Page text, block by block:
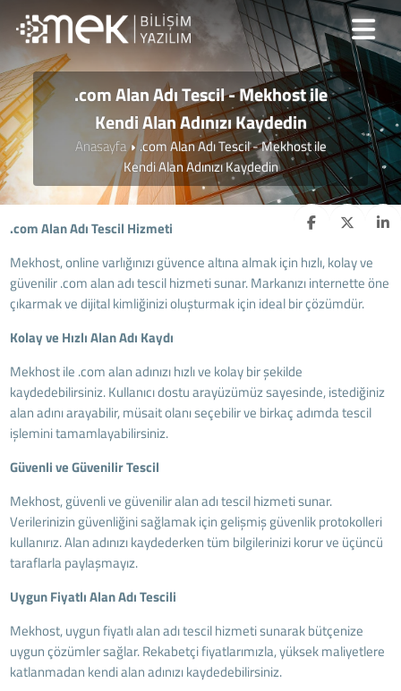
.com Alan Adı Tescil - Mekhost ile
Kendi Alan Adınızı Kaydedin
Anasayfa
.com Alan Adı Tescil - Mekhost ile
Kendi Alan Adınızı Kaydedin
.com Alan Adı Tescil Hizmeti
Mekhost, online varlığınızı güvence altına almak için hızlı, kolay ve
güvenilir .com alan adı tescil hizmeti sunar. Markanızı internette öne
çıkarmak ve dijital kimliğinizi oluşturmak için ideal bir çözümdür.
Kolay ve Hızlı Alan Adı Kaydı
Mekhost ile .com alan adınızı hızlı ve kolay bir şekilde
kaydedebilirsiniz. Kullanıcı dostu arayüzümüz sayesinde, istediğiniz
alan adını arayabilir, müsait olanı seçebilir ve birkaç adımda tescil
işlemini tamamlayabilirsiniz.
Güvenli ve Güvenilir Tescil
Mekhost, güvenli ve güvenilir alan adı tescil hizmeti sunar.
Verilerinizin güvenliğini sağlamak için gelişmiş güvenlik protokolleri
kullanırız. Alan adınızı kaydederken tüm bilgilerinizi korur ve üçüncü
taraflarla paylaşmayız.
Uygun Fiyatlı Alan Adı Tescili
Mekhost, uygun fiyatlı alan adı tescil hizmeti sunarak bütçenize
uygun çözümler sağlar. Rekabetçi fiyatlarımızla, yüksek maliyetlere
katlanmadan kendi alan adınızı kaydedebilirsiniz.